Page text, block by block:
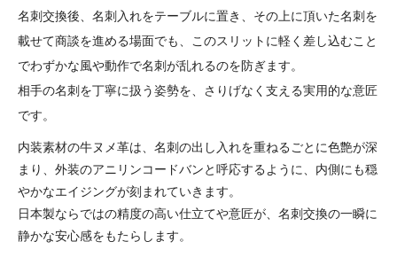
名刺交換後、名刺入れをテーブルに置き、その上に頂いた名刺を
載せて商談を進める場面でも、このスリットに軽く差し込むこと
でわずかな風や動作で名刺が乱れるのを防ぎます。
相手の名刺を丁寧に扱う姿勢を、さりげなく支える実用的な意匠
です。
内装素材の牛ヌメ革は、名刺の出し入れを重ねるごとに色艶が深
まり、外装のアニリンコードバンと呼応するように、内側にも穏
やかなエイジングが刻まれていきます。
日本製ならではの精度の高い仕立てや意匠が、名刺交換の一瞬に
静かな安心感をもたらします。